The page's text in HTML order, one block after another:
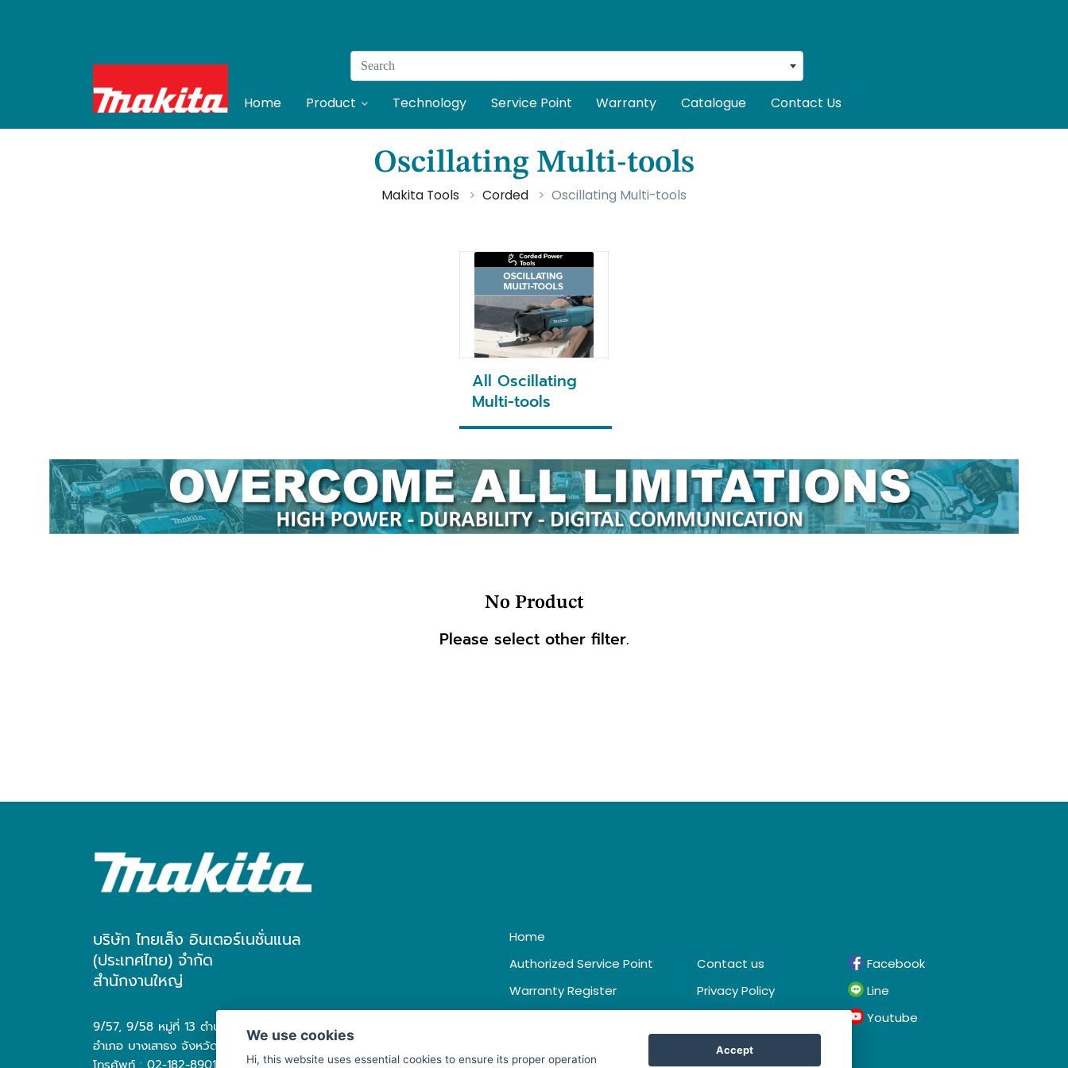
Search
Home Product Technology Service Point Warranty Catalogue Contact Us
Oscillating Multi-tools
Makita Tools Corded Oscillating Multi-tools
All Oscillating
Multi-tools
No Product
Please select other filter.
บริษัท ไทยเส็ง อินเตอร์เนชั่นแนล
(ประเทศไทย) จำกัด
สำนักงานใหญ่
9/57, 9/58 หมู่ที่ 13 ตำบล บางเสาธง
อำเภอ บางเสาธง จังหวัด สมุทรปราการ 10570
Home
Authorized Service Point
Warranty Register
Contact us
Privacy Policy
Facebook
Line
Youtube
We use cookies
Hi, this website uses essential cookies to ensure its proper operation
Accept